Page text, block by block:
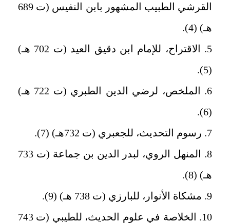
القرشي الطبيب المشهور بابن النفيس (ت 689
هـ) (4).
5. الاقتراح، للإمام ابن دقيق العيد (ت 702 هـ)
(5).
6. الملخص، لرضي الدين الطبري (ت 722 هـ)
(6).
7. رسوم التحديث، للجعبري (ت 732هـ) (7).
8. المنهل الروي، لبدر الدين بن جماعة (ت 733
هـ) (8).
9. مشكاة الأنوار، للبارزي (ت 738 هـ) (9).
10. الخلاصة في علوم الحديث، للطيبي (ت 743